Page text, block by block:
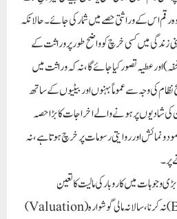
رقم اس کے وراثتی حصے میں شمار کی جائے۔ حالانکہ
زندگی میں کسی خرچ کو واضح طور پر وراثت کے
اور عطیہ تصور کیا جائے گا، نہ کہ وراثت میں
کی وجہ سے عموماً بہنوں اور بیٹیوں کے ساتھ
کی شادیوں پر ہونے والے اخراجات کا بڑا حصہ
و نمائش اور روایتی رسومات پر خرچ ہوتا ہے، نہ
پر۔
بڑی وجوہات میں کاروبار کی مالیت کا تعین
(Valuation) نہ کرنا، سالانہ مالی گوشوارہ (Balance Sheet) تیار نہ کرنا،